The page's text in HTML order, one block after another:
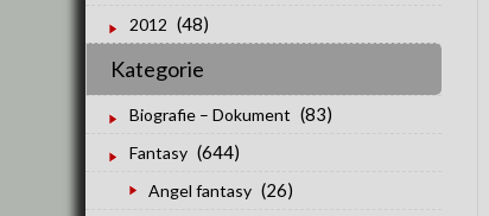
2012 (48)
Kategorie
Biografie – Dokument (83)
Fantasy (644)
Angel fantasy (26)